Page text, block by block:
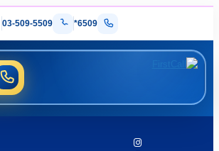
*6509
03-509-5509